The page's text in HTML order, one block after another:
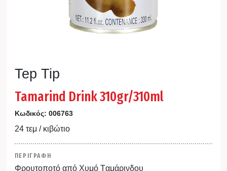
Tep Tip
Tamarind Drink 310gr/310ml
Κωδικός: 006763
24 τεμ / κιβώτιο
ΠΕΡΙΓΡΑΦΗ
Φρουτοποτό από Χυμό Tαμάρινδου